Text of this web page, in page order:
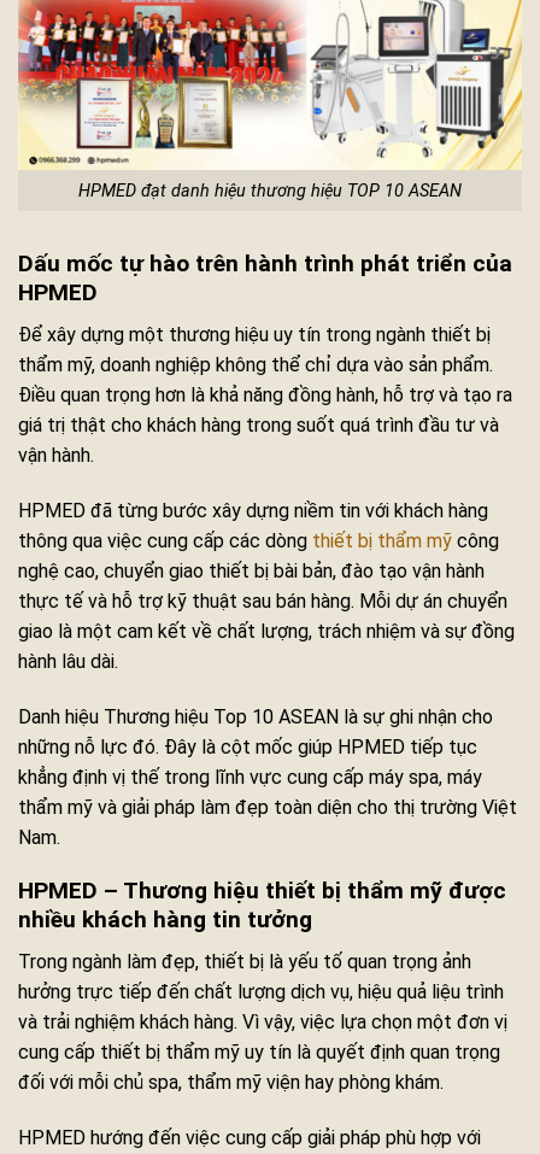
HPMED đạt danh hiệu thương hiệu TOP 10 ASEAN
Dấu mốc tự hào trên hành trình phát triển của
HPMED
Để xây dựng một thương hiệu uy tín trong ngành thiết bị
thẩm mỹ, doanh nghiệp không thể chỉ dựa vào sản phẩm.
Điều quan trọng hơn là khả năng đồng hành, hỗ trợ và tạo ra
giá trị thật cho khách hàng trong suốt quá trình đầu tư và
vận hành.
HPMED đã từng bước xây dựng niềm tin với khách hàng
thông qua việc cung cấp các dòng thiết bị thẩm mỹ công
nghệ cao, chuyển giao thiết bị bài bản, đào tạo vận hành
thực tế và hỗ trợ kỹ thuật sau bán hàng. Mỗi dự án chuyển
giao là một cam kết về chất lượng, trách nhiệm và sự đồng
hành lâu dài.
Danh hiệu Thương hiệu Top 10 ASEAN là sự ghi nhận cho
những nỗ lực đó. Đây là cột mốc giúp HPMED tiếp tục
khẳng định vị thế trong lĩnh vực cung cấp máy spa, máy
thẩm mỹ và giải pháp làm đẹp toàn diện cho thị trường Việt
Nam.
HPMED – Thương hiệu thiết bị thẩm mỹ được
nhiều khách hàng tin tưởng
Trong ngành làm đẹp, thiết bị là yếu tố quan trọng ảnh
hưởng trực tiếp đến chất lượng dịch vụ, hiệu quả liệu trình
và trải nghiệm khách hàng. Vì vậy, việc lựa chọn một đơn vị
cung cấp thiết bị thẩm mỹ uy tín là quyết định quan trọng
đối với mỗi chủ spa, thẩm mỹ viện hay phòng khám.
HPMED hướng đến việc cung cấp giải pháp phù hợp với